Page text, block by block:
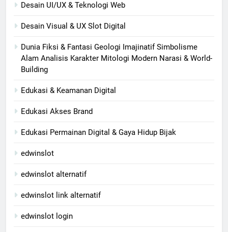
Desain UI/UX & Teknologi Web
Desain Visual & UX Slot Digital
Dunia Fiksi & Fantasi Geologi Imajinatif Simbolisme
Alam Analisis Karakter Mitologi Modern Narasi & World-
Building
Edukasi & Keamanan Digital
Edukasi Akses Brand
Edukasi Permainan Digital & Gaya Hidup Bijak
edwinslot
edwinslot alternatif
edwinslot link alternatif
edwinslot login